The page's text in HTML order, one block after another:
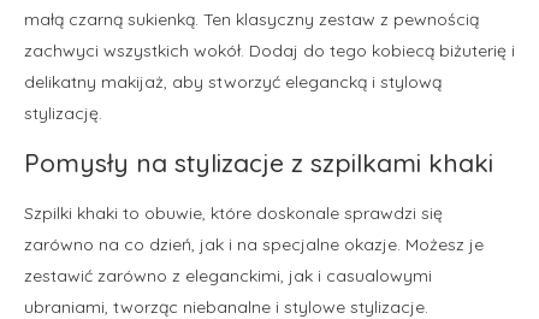
małą czarną sukienką. Ten klasyczny zestaw z pewnością
zachwyci wszystkich wokół. Dodaj do tego kobiecą biżuterię i
delikatny makijaż, aby stworzyć elegancką i stylową
stylizację.
Pomysły na stylizacje z szpilkami khaki
Szpilki khaki to obuwie, które doskonale sprawdzi się
zarówno na co dzień, jak i na specjalne okazje. Możesz je
zestawić zarówno z eleganckimi, jak i casualowymi
ubraniami, tworząc niebanalne i stylowe stylizacje.